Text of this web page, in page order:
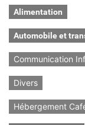
Alimentation
Automobile et
Communication
Divers
Hébergement